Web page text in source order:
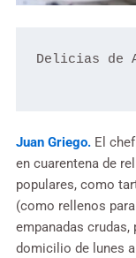
Delicias de
Juan Griego. El
en cuarentena de
populares, como
(como rellenos
empanadas
domicilio de lunes